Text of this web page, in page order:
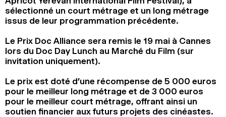
2025
2024
2023
2022
2021
2020
2019
2018
sélectionné un court métrage et un long métrage
issus de leur programmation précédente.
Le Prix Doc Alliance sera remis le 19 mai à Cannes
lors du Doc Day Lunch au Marché du Film (sur
invitation uniquement).
Le prix est doté d’une récompense de 5 000 euros
pour le meilleur long métrage et de 3 000 euros
pour le meilleur court métrage, offrant ainsi un
soutien financier aux futurs projets des cinéastes.